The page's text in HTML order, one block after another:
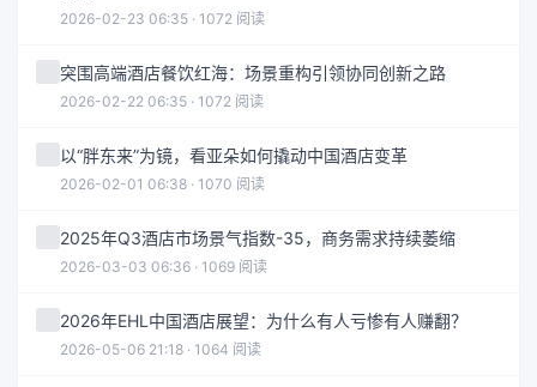
2026-02-23 06:35 · 1072 阅读
突围高端酒店餐饮红海：场景重构引领协同创新之路
2026-02-22 06:35 · 1072 阅读
以“胖东来”为镜，看亚朵如何撬动中国酒店变革
2026-02-01 06:38 · 1070 阅读
2025年Q3酒店市场景气指数-35，商务需求持续萎缩
2026-03-03 06:36 · 1069 阅读
2026年EHL中国酒店展望：为什么有人亏惨有人赚翻？
2026-05-06 21:18 · 1064 阅读